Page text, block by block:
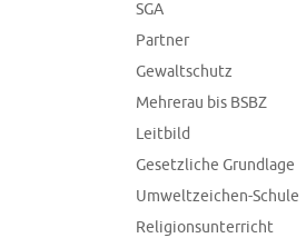
SGA
Partner
Gewaltschutz
Mehrerau bis BSBZ
Leitbild
Gesetzliche Grundlage
Umweltzeichen-Schule
Religionsunterricht